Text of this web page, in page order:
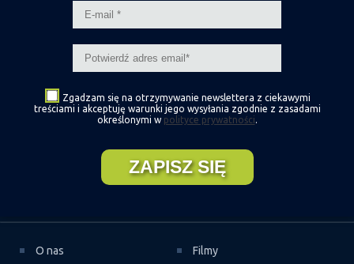
Zgadzam się na otrzymywanie newslettera z ciekawymi
treściami i akceptuję warunki jego wysyłania zgodnie z zasadami
określonymi w polityce prywatności.
O nas
Filmy